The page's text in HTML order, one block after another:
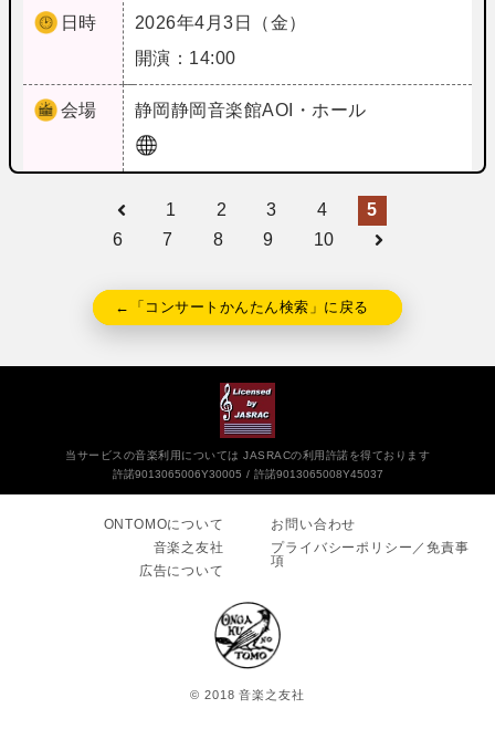
日時
2026年4月3日（金）
開演：14:00
会場 静岡静岡音楽館AOI・ホール
1 2 3 4
5
6
7 8 9 10
←「コンサートかんたん検索」に戻る
当サービスの音楽利用については JASRACの利用許諾を得ております
許諾9013065006Y30005
許諾9013065008Y45037
ONTOMOについて
音楽之友社
広告について
お問い合わせ
プライバシーポリシー／免責事
項
© 2018 音楽之友社